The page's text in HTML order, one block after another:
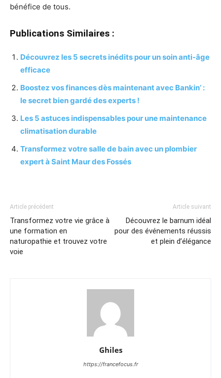
bénéfice de tous.
Publications Similaires :
Découvrez les 5 secrets inédits pour un soin anti-âge
efficace
Boostez vos finances dès maintenant avec Bankin’ :
le secret bien gardé des experts !
Les 5 astuces indispensables pour une maintenance
climatisation durable
Transformez votre salle de bain avec un plombier
expert à Saint Maur des Fossés
Article précédent
Transformez votre vie grâce à
une formation en
naturopathie et trouvez votre
voie
Article suivant
Découvrez le barnum idéal
pour des événements réussis
et plein d’élégance
Ghiles
https://francefocus.fr